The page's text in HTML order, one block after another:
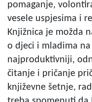
pomaganje,
vesele uspjesima i
Knjižnica je možda
o djeci i mladima
najproduktivniji,
čitanje i pričanje
književne šetnje,